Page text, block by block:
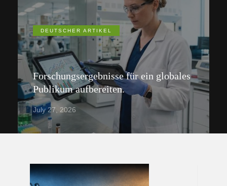
DEUTSCHER ARTIKEL
Forschungsergebnisse für ein globales
Publikum aufbereiten.
July 27, 2026